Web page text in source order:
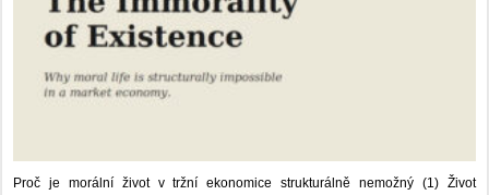
Proč je morální život v tržní ekonomice strukturálně nemožný (1) Život